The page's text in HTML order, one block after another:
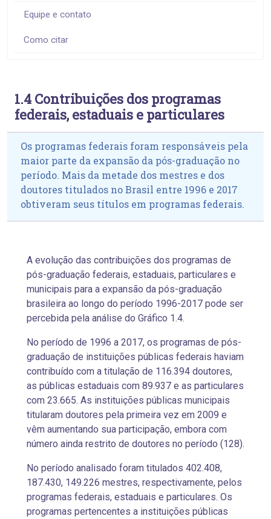
Equipe e contato
Como citar
1.4 Contribuições dos programas
federais, estaduais e particulares
Os programas federais foram responsáveis pela
maior parte da expansão da pós-graduação no
período. Mais da metade dos mestres e dos
doutores titulados no Brasil entre 1996 e 2017
obtiveram seus títulos em programas federais.
A evolução das contribuições dos programas de
pós-graduação federais, estaduais, particulares e
municipais para a expansão da pós-graduação
brasileira ao longo do período 1996-2017 pode ser
percebida pela análise do Gráfico 1.4.
No período de 1996 a 2017, os programas de pós-
graduação de instituições públicas federais haviam
contribuído com a titulação de 116.394 doutores,
as públicas estaduais com 89.937 e as particulares
com 23.665. As instituições públicas municipais
titularam doutores pela primeira vez em 2009 e
vêm aumentando sua participação, embora com
número ainda restrito de doutores no período (128).
No período analisado foram titulados 402.408,
187.430, 149.226 mestres, respectivamente, pelos
programas federais, estaduais e particulares. Os
programas pertencentes a instituições públicas